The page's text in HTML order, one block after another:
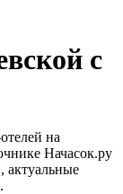
c
на
Начасок.ру
актуальные